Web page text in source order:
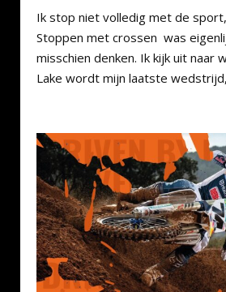
Ik stop niet volledig met de
Stoppen met crossen was
misschien denken. Ik kijk uit
Lake wordt mijn laatste